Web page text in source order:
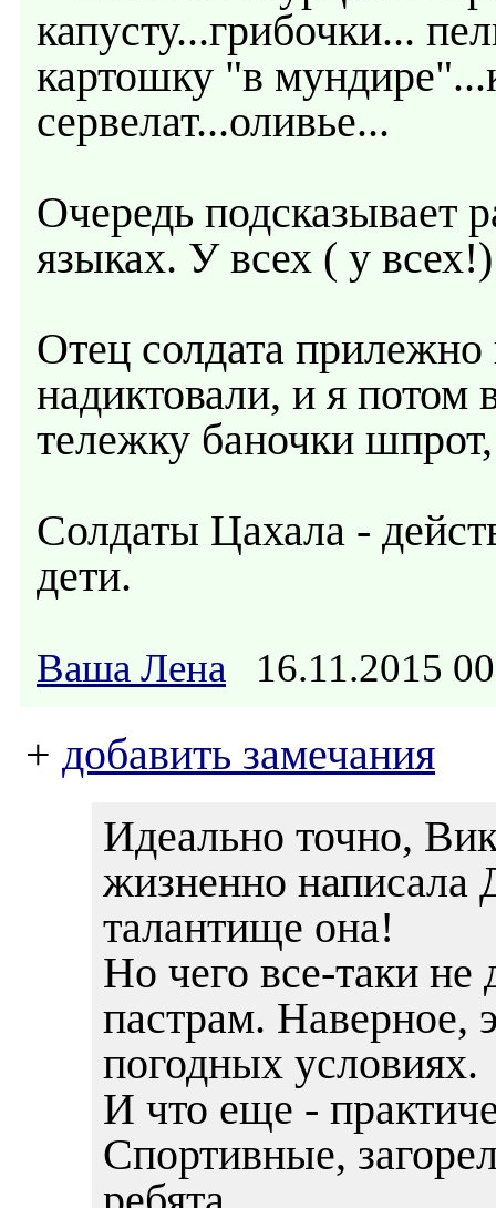
капусту...грибочки...
картошку "в
сервелат...оливье...
Очередь подсказывает
языках. У всех ( у
Отец солдата прилежно
надиктовали, и я потом
тележку баночки
Солдаты Цахала -
дети.
Ваша Лена 16.11.2015
+ добавить замечания
Идеально точно,
жизненно написала
талантище она!
Но чего все-таки
пастрам. Наверное,
погодных условиях.
И что еще -
Спортивные,